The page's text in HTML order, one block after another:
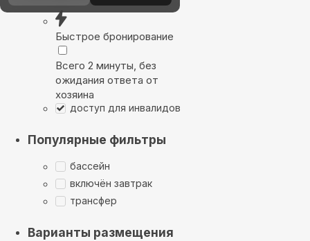
Быстрое бронирование
Всего 2 минуты, без
ожидания ответа от
хозяина
доступ для инвалидов
Популярные фильтры
бассейн
включён завтрак
трансфер
Варианты размещения